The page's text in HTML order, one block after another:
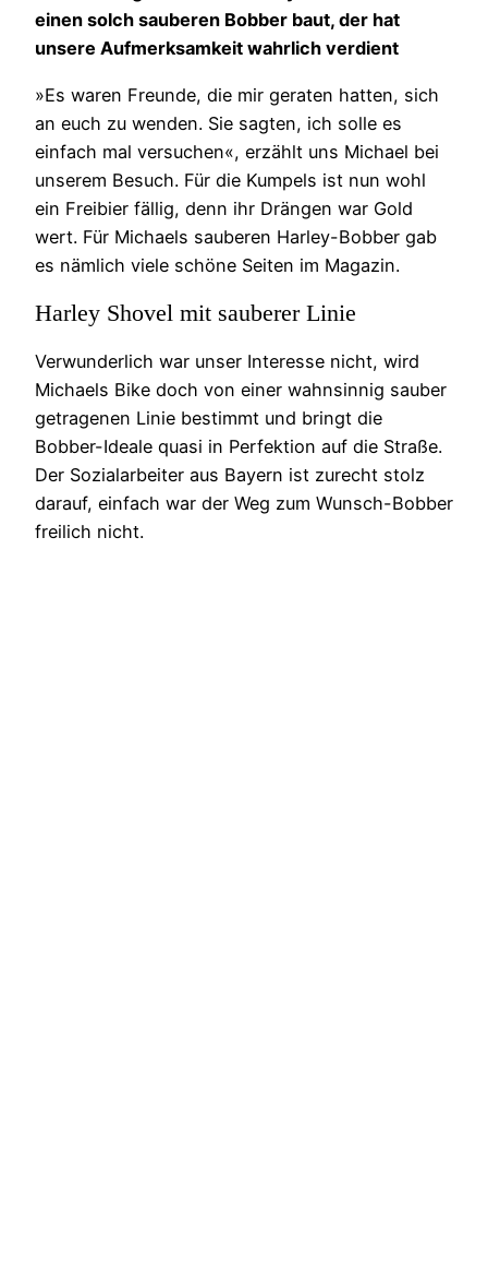
einen solch sauberen Bobber baut, der hat
unsere Aufmerksamkeit wahrlich verdient
»Es waren Freunde, die mir geraten hatten, sich
an euch zu wenden. Sie sagten, ich solle es
einfach mal versuchen«, erzählt uns Michael bei
unserem Besuch. Für die Kumpels ist nun wohl
ein Freibier fällig, denn ihr Drängen war Gold
wert. Für Michaels sauberen Harley-Bobber gab
es nämlich viele schöne Seiten im Magazin.
Harley Shovel mit sauberer Linie
Verwunderlich war unser Interesse nicht, wird
Michaels Bike doch von einer wahnsinnig sauber
getragenen Linie bestimmt und bringt die
Bobber-Ideale quasi in Perfektion auf die Straße.
Der Sozialarbeiter aus Bayern ist zurecht stolz
darauf, einfach war der Weg zum Wunsch-Bobber
freilich nicht.